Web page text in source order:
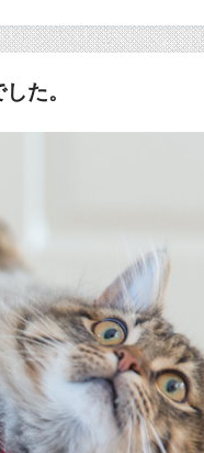
た。